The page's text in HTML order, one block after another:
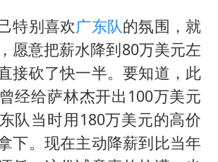
特别喜欢广东队的氛围，就
愿意把薪水降到80万美元左
接砍了快一半。要知道，此
经给萨林杰开出100万美元
队当时用180万美元的高价
下。现在主动降薪到比当年